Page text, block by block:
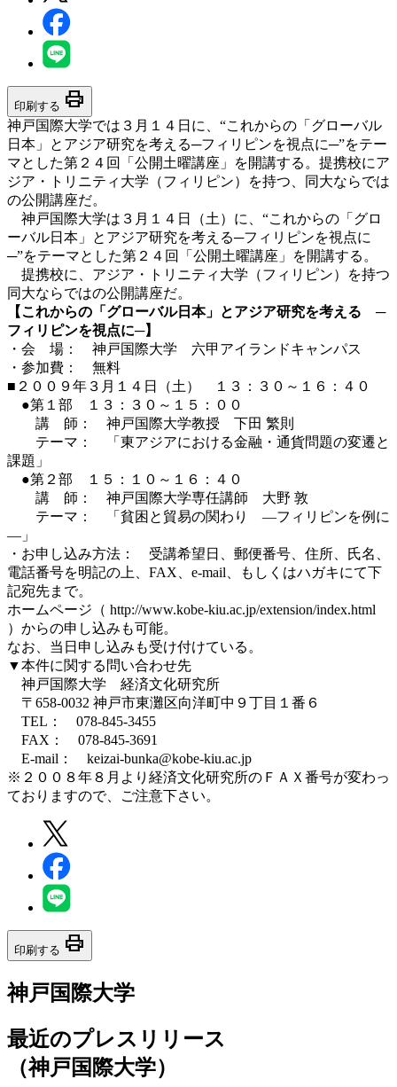
印刷する print
神戸国際大学では３月１４日に、“これからの「グローバル
日本」とアジア研究を考える─フィリピンを視点に─”をテー
マとした第２４回「公開土曜講座」を開講する。提携校にア
ジア・トリニティ大学（フィリピン）を持つ、同大ならでは
の公開講座だ。
神戸国際大学は３月１４日（土）に、“これからの「グロ
ーバル日本」とアジア研究を考える─フィリピンを視点に
─”をテーマとした第２４回「公開土曜講座」を開講する。
提携校に、アジア・トリニティ大学（フィリピン）を持つ
同大ならではの公開講座だ。
【これからの「グローバル日本」とアジア研究を考える ─
フィリピンを視点に─】
・会 場： 神戸国際大学 六甲アイランドキャンパス
・参加費： 無料
■２００９年３月１４日（土） １３：３０～１６：４０
●第１部 １３：３０～１５：００
講 師： 神戸国際大学教授 下田 繁則
テーマ： 「東アジアにおける金融・通貨問題の変遷と
課題」
●第２部 １５：１０～１６：４０
講 師： 神戸国際大学専任講師 大野 敦
テーマ： 「貧困と貿易の関わり ―フィリピンを例に
―」
・お申し込み方法： 受講希望日、郵便番号、住所、氏名、
電話番号を明記の上、FAX、e-mail、もしくはハガキにて下
記宛先まで。
ホームページ（ http://www.kobe-kiu.ac.jp/extension/index.html
）からの申し込みも可能。
なお、当日申し込みも受け付けている。
▼本件に関する問い合わせ先
神戸国際大学 経済文化研究所
〒658-0032 神戸市東灘区向洋町中９丁目１番６
TEL： 078-845-3455
FAX： 078-845-3691
E-mail： keizai-bunka@kobe-kiu.ac.jp
※２００８年８月より経済文化研究所のＦＡＸ番号が変わっ
ておりますので、ご注意下さい。
印刷する print
神戸国際大学
最近のプレスリリース
（神戸国際大学）